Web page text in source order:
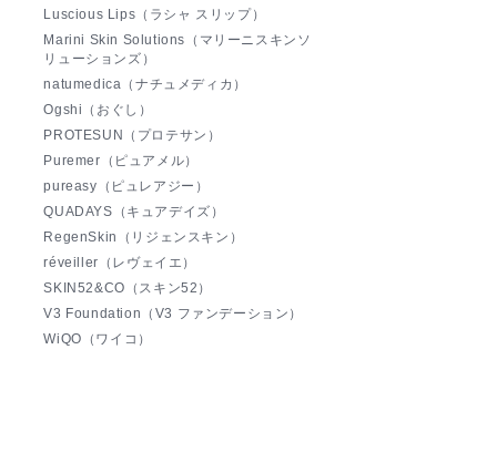
Luscious Lips（ラシャ スリップ）
Marini Skin Solutions（マリーニスキンソ
リューションズ）
natumedica（ナチュメディカ）
Ogshi（おぐし）
PROTESUN（プロテサン）
Puremer（ピュアメル）
pureasy（ピュレアジー）
QUADAYS（キュアデイズ）
RegenSkin（リジェンスキン）
réveiller（レヴェイエ）
SKIN52&CO（スキン52）
V3 Foundation（V3 ファンデーション）
WiQO（ワイコ）